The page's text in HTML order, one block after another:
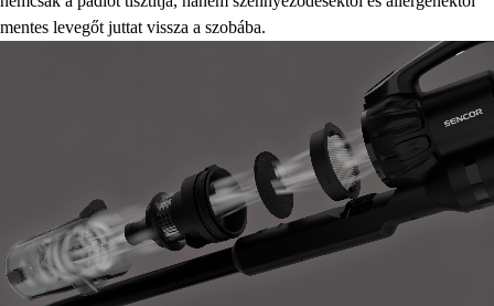
mentes levegőt juttat vissza a szobába.